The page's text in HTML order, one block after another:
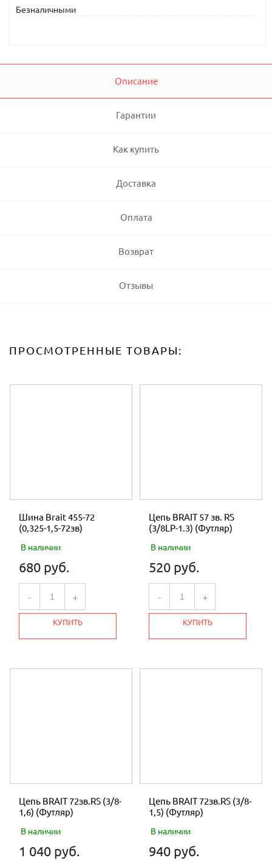
Безналичными
Описание
Гарантии
Как купить
Доставка
Оплата
Возврат
Отзывы
ПРОСМОТРЕННЫЕ ТОВАРЫ:
Шина Brait 455-72
(0,325-1,5-72зв)
В наличии
680 руб.
- +
КУПИТЬ
Цепь BRAIT 57 зв. RS
(3/8LP-1.3) (Футляр)
В наличии
520 руб.
- +
КУПИТЬ
Цепь BRAIT 72зв.RS (3/8-
1,6) (Футляр)
В наличии
1 040 руб.
Цепь BRAIT 72зв.RS (3/8-
1,5) (Футляр)
В наличии
940 руб.